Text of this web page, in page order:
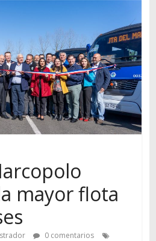
mayor flota
0 comentarios